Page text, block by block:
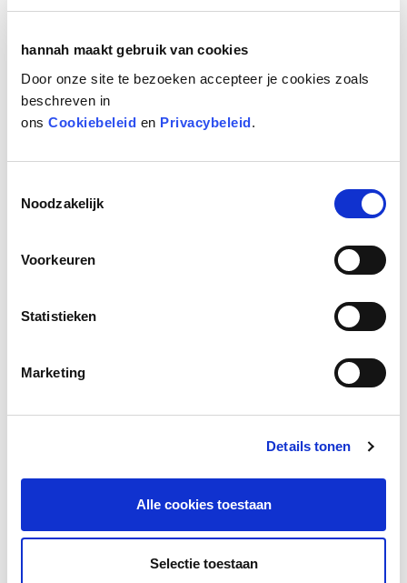
hannah maakt gebruik van cookies
Door onze site te bezoeken accepteer je cookies zoals
beschreven in
ons Cookiebeleid en Privacybeleid.
Noodzakelijk
Voorkeuren
Statistieken
Marketing
Details tonen
Alle cookies toestaan
Selectie toestaan
Share your love, een origineel Moederdagcadeau
Stralend nieuws
Blaas nieuw leven in je huid met de Oxys Foros
hannah blog
hannah nieuws?